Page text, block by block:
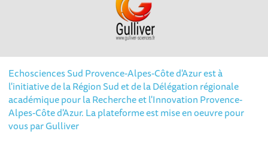
Echosciences Sud Provence-Alpes-Côte d'Azur est à
l'initiative de la Région Sud et de la Délégation régionale
académique pour la Recherche et l'Innovation Provence-
Alpes-Côte d'Azur. La plateforme est mise en oeuvre pour
vous parGulliver